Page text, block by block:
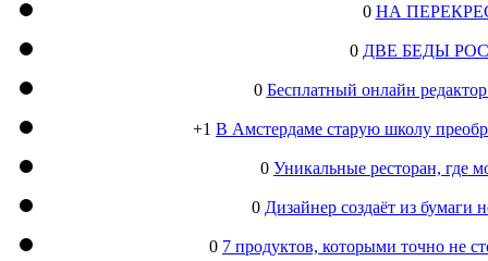
0 НА
0 ДВЕ БЕДЫ
0 Бесплатный онлайн
+1 В Амстердаме старую школу
0 Уникальные ресторан, где
0 Дизайнер создаёт из
0 7 продуктов, которыми точно не